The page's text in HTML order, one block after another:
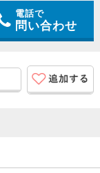
電話で
問い合わせ